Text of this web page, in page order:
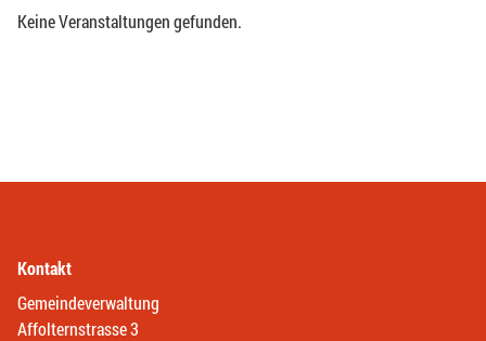
Keine Veranstaltungen gefunden.
Kontakt
Gemeindeverwaltung
Affolternstrasse 3